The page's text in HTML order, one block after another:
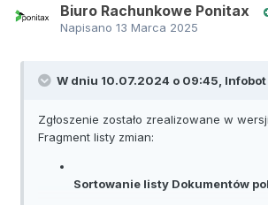
Biuro Rachunkowe Ponitax
Napisano 13 Marca 2025
W dniu 10.07.2024 o 09:45,
Zgłoszenie zostało zrealizowane w wersji
Fragment listy zmian:
Sortowanie listy Dokumentów